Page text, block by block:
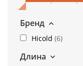
Бренд
Hicold (6)
Длина